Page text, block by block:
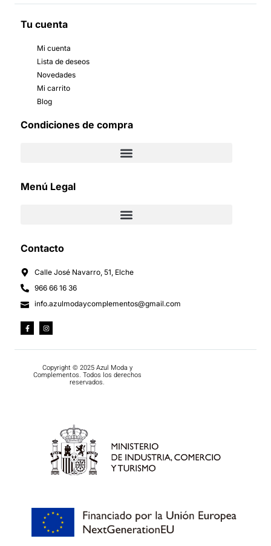
Tu cuenta
Mi cuenta
Lista de deseos
Novedades
Mi carrito
Blog
Condiciones de compra
Menú Legal
Contacto
Calle José Navarro, 51, Elche
966 66 16 36
info.azulmodaycomplementos@gmail.com
Copyright © 2025 Azul Moda y
Complementos. Todos los derechos
reservados.